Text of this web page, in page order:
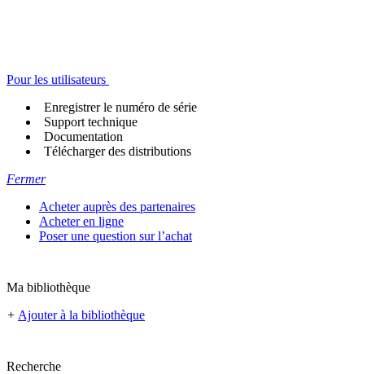
Pour les utilisateurs
Enregistrer le numéro de série
Support technique
Documentation
Télécharger des distributions
Fermer
Acheter auprès des partenaires
Acheter en ligne
Poser une question sur l’achat
Ma bibliothèque
+ Ajouter à la bibliothèque
Recherche